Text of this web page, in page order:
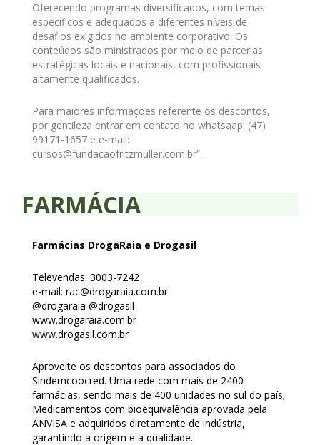
Oferecendo programas diversificados, com temas
específicos e adequados a diferentes níveis de
desafios exigidos no ambiente corporativo. Os
conteúdos são ministrados por meio de parcerias
estratégicas locais e nacionais, com profissionais
altamente qualificados.
Para maiores informações referente os descontos,
por gentileza entrar em contato no whatsaap: (47)
99171-1657 e e-mail:
cursos@fundacaofritzmuller.com.br”.
FARMÁCIA
Farmácias DrogaRaia e Drogasil
Televendas: 3003-7242
e-mail: rac@drogaraia.com.br
@drogaraia @drogasil
www.drogaraia.com.br
www.drogasil.com.br
Aproveite os descontos para associados do
Sindemcoocred. Uma rede com mais de 2400
farmácias, sendo mais de 400 unidades no sul do país;
Medicamentos com bioequivalência aprovada pela
ANVISA e adquiridos diretamente de indústria,
garantindo a origem e a qualidade.